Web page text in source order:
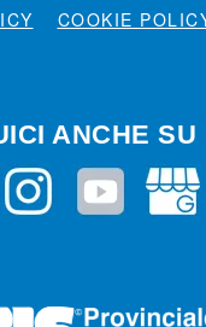
COOKIE
ANCHE SU